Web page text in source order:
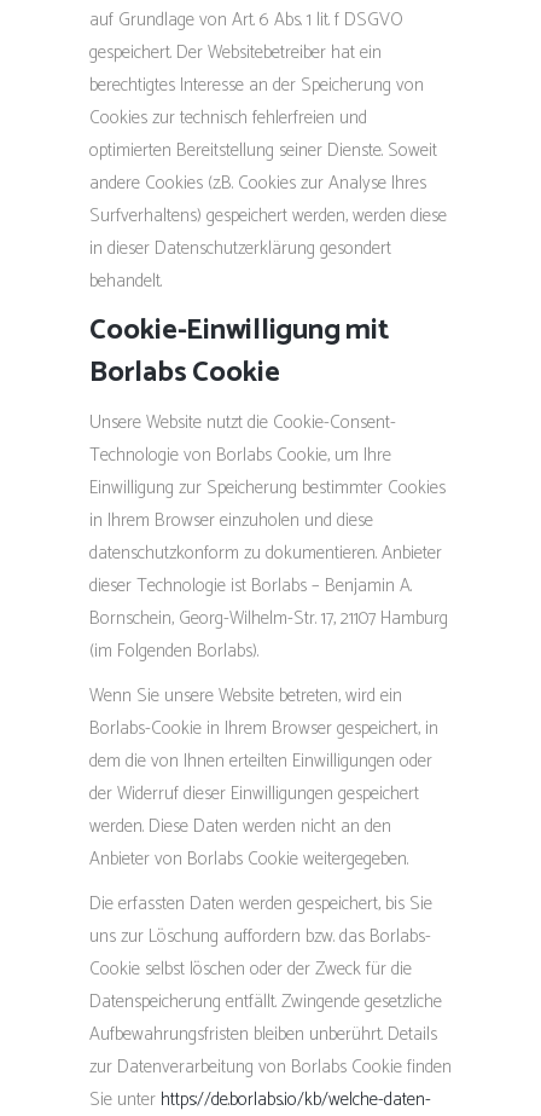
auf Grundlage von Art. 6 Abs. 1 lit. f DSGVO
gespeichert. Der Websitebetreiber hat ein
berechtigtes Interesse an der Speicherung von
Cookies zur technisch fehlerfreien und
optimierten Bereitstellung seiner Dienste. Soweit
andere Cookies (z.B. Cookies zur Analyse Ihres
Surfverhaltens) gespeichert werden, werden diese
in dieser Datenschutzerklärung gesondert
behandelt.
Cookie-Einwilligung mit
Borlabs Cookie
Unsere Website nutzt die Cookie-Consent-
Technologie von Borlabs Cookie, um Ihre
Einwilligung zur Speicherung bestimmter Cookies
in Ihrem Browser einzuholen und diese
datenschutzkonform zu dokumentieren. Anbieter
dieser Technologie ist Borlabs – Benjamin A.
Bornschein, Georg-Wilhelm-Str. 17, 21107 Hamburg
(im Folgenden Borlabs).
Wenn Sie unsere Website betreten, wird ein
Borlabs-Cookie in Ihrem Browser gespeichert, in
dem die von Ihnen erteilten Einwilligungen oder
der Widerruf dieser Einwilligungen gespeichert
werden. Diese Daten werden nicht an den
Anbieter von Borlabs Cookie weitergegeben.
Die erfassten Daten werden gespeichert, bis Sie
uns zur Löschung auffordern bzw. das Borlabs-
Cookie selbst löschen oder der Zweck für die
Datenspeicherung entfällt. Zwingende gesetzliche
Aufbewahrungsfristen bleiben unberührt. Details
zur Datenverarbeitung von Borlabs Cookie finden
Sie unter https://de.borlabs.io/kb/welche-daten-